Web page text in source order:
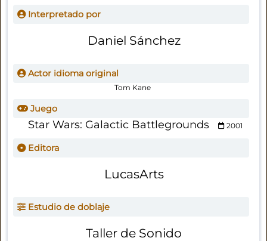
Interpretado por
Daniel Sánchez
Actor idioma original
Tom Kane
Juego
Star Wars: Galactic Battlegrounds 2001
Editora
LucasArts
Estudio de doblaje
Taller de Sonido